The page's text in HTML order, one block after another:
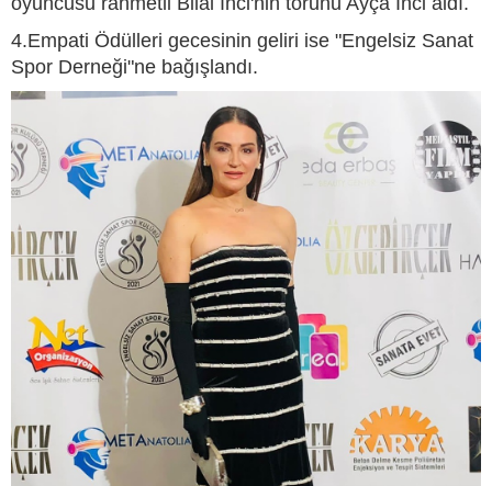
4.Empati Ödülleri gecesinin geliri ise "Engelsiz Sanat
Spor Derneği"ne bağışlandı.